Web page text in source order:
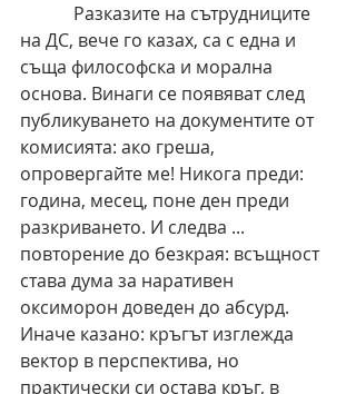
Разказите на сътрудниците
на ДС, вече го казах, са с една и
съща философска и морална
основа. Винаги се появяват след
публикуването на документите от
комисията: ако греша,
опровергайте ме! Никога преди:
година, месец, поне ден преди
разкриването. И следва ...
повторение до безкрая: всъщност
става дума за наративен
оксиморон доведен до абсурд.
Иначе казано: кръгът изглежда
вектор в перспектива, но
практически си остава кръг, в